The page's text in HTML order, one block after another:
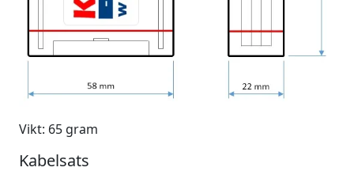
Vikt: 65 gram
Kabelsats